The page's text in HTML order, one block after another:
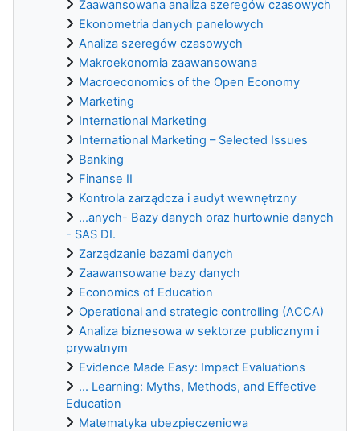
Zaawansowana analiza szeregów czasowych
Ekonometria danych panelowych
Analiza szeregów czasowych
Makroekonomia zaawansowana
Macroeconomics of the Open Economy
Marketing
International Marketing
International Marketing – Selected Issues
Banking
Finanse II
Kontrola zarządcza i audyt wewnętrzny
...anych- Bazy danych oraz hurtownie danych
- SAS DI.
Zarządzanie bazami danych
Zaawansowane bazy danych
Economics of Education
Operational and strategic controlling (ACCA)
Analiza biznesowa w sektorze publicznym i
prywatnym
Evidence Made Easy: Impact Evaluations
... Learning: Myths, Methods, and Effective
Education
Matematyka ubezpieczeniowa